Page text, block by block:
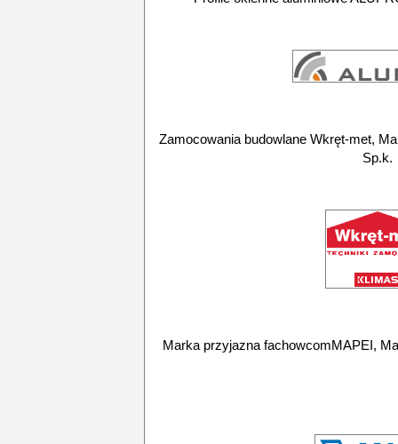
Zamocowania budowlane Wkręt-met,
Sp.k.
Marka przyjazna fachowcomMAPEI,